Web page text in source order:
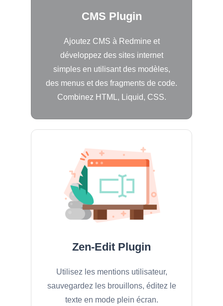
CMS Plugin
Ajoutez CMS à Redmine et
développez des sites internet
simples en utilisant des modèles,
des menus et des fragments de code.
Combinez HTML, Liquid, CSS.
Zen-Edit Plugin
Utilisez les mentions utilisateur,
sauvegardez les brouillons, éditez le
texte en mode plein écran.